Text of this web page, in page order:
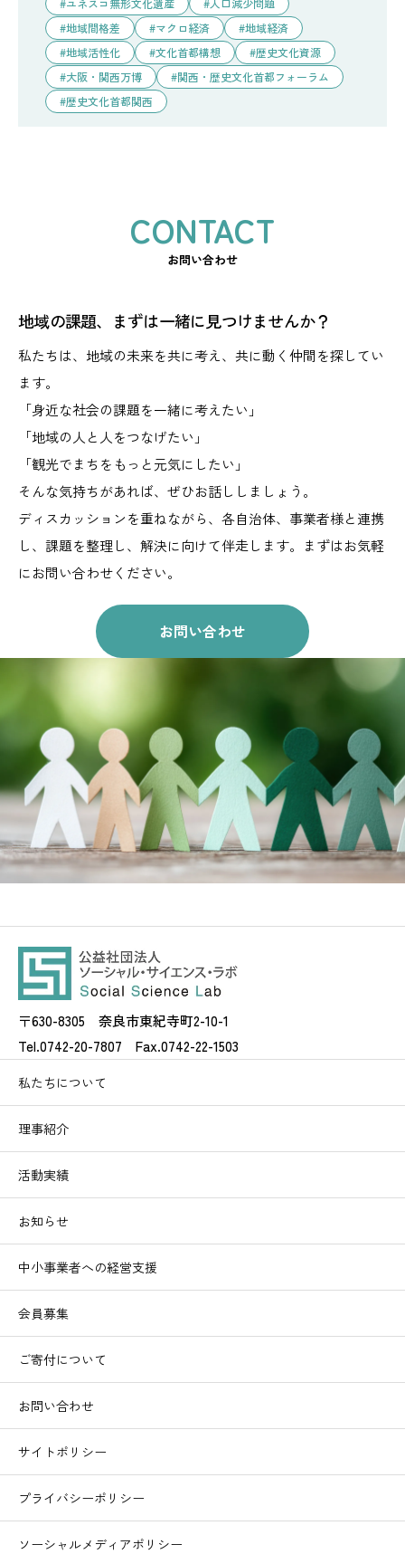
ユネスコ無形文化遺産
人口減少問題
地域間格差
マクロ経済
地域経済
地域活性化
文化首都構想
歴史文化資源
大阪・関西万博
関西・歴史文化首都フォーラム
歴史文化首都関西
お問い合わせ
地域の課題、まずは一緒に見つけませんか？
私たちは、地域の未来を共に考え、共に動く仲間を探してい
ます。
「身近な社会の課題を一緒に考えたい」
「地域の人と人をつなげたい」
「観光でまちをもっと元気にしたい」
そんな気持ちがあれば、ぜひお話ししましょう。
ディスカッションを重ねながら、 各自治体、事業者様と連携
し、課題を整理し、解決に向けて伴走します。
まずはお気軽
にお問い合わせください。
お問い合わせ
〒630-8305 奈良市東紀寺町2-10-1
Tel.0742-20-7807 Fax.0742-22-1503
私たちについて
理事紹介
活動実績
お知らせ
中小事業者への経営支援
会員募集
ご寄付について
お問い合わせ
サイトポリシー
プライバシーポリシー
ソーシャルメディアポリシー